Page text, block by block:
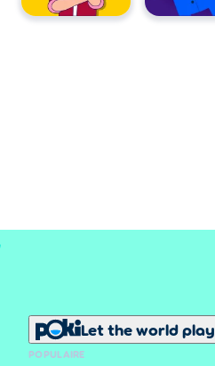
Let the world play
POPULAIRE